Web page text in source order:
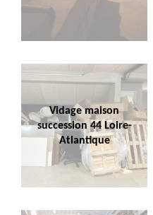
Vidage maison
succession 44 Loire-
Atlantique